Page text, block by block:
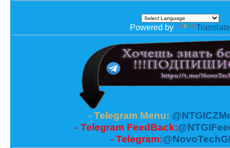
Powered by Translate
- Telegram Menu:
- Telegram FeedBack:
- Telegram: